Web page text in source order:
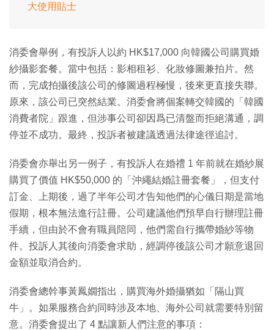
大使用貼士
消委會舉例，有投訴人以約 HK$17,000 向韓國公司購買婚
紗攝影套餐。當中包括：影相租衫、化妝修圖兼拍片。然
而，完成拍攝後該公司的修圖過程極慢，後來更直接失聯。
原來，該公司已突然結業。消委會將個案轉交韓國的「韓國
消費者院」跟進，但涉事公司卻因爲已清盤而拒絕溝通，調
停並不成功。最終，投訴者被建議透過法律途徑追討。
消委會亦舉出另一例子，有投訴人在婚禮 1 年前就在婚紗展
購買了價值 HK$50,000 的「沖繩結婚註冊套餐」，但支付
訂金、上期後，過了半年公司才告知他們的心儀日期是當地
假期，根本無法進行註冊。公司建議他們預早自行辦理註冊
手續，但由於不會有職員陪同，他們需自行攜帶婚紗等物
件。投訴人其後向消委會求助，經調停後該公司才願意退回
金額並取消合約。
消委會總幹事黃鳳嫺指出，購買海外婚攝猶如「隔山買
牛」。如果服務合約同時涉及本地、海外公司就需要特別留
意。消委會提出了 4 點讓新人們注意的事項：